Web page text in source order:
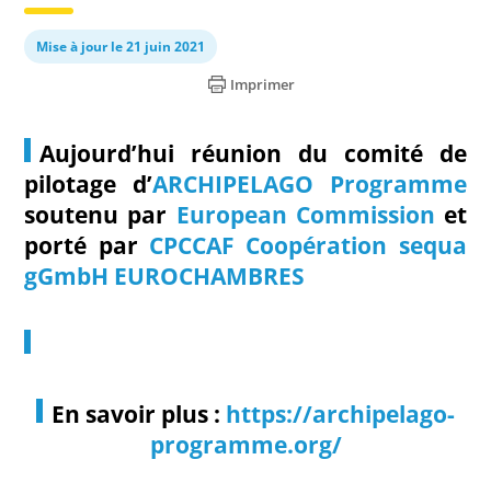
Mise à jour le 21 juin 2021
Imprimer
Aujourd’hui réunion du comité de
pilotage d’ARCHIPELAGO Programme
soutenu par European Commission et
porté par CPCCAF Coopération sequa
gGmbH EUROCHAMBRES
En savoir plus : https://archipelago-
programme.org/